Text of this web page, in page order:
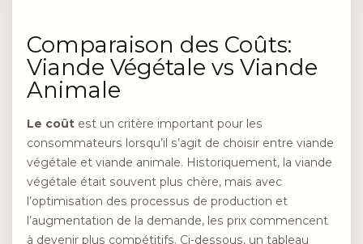
Comparaison des Coûts:
Viande Végétale vs Viande
Animale
Le coût est un critère important pour les
consommateurs lorsqu’il s’agit de choisir entre viande
végétale et viande animale. Historiquement, la viande
végétale était souvent plus chère, mais avec
l’optimisation des processus de production et
l’augmentation de la demande, les prix commencent
à devenir plus compétitifs. Ci-dessous, un tableau